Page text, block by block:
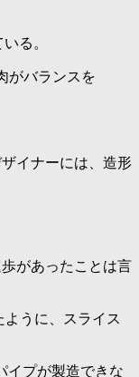
る。
がバランスを
イナーには、造形
があったことは言
ように、スライス
イプが製造できな